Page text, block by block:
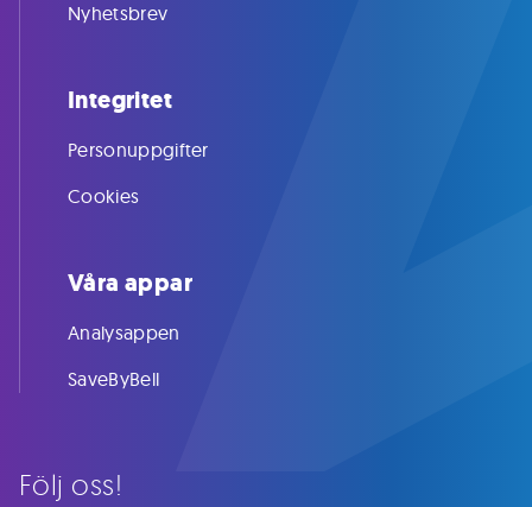
Följ oss!
Nyhetsbrev
Integritet
Personuppgifter
Cookies
Våra appar
Analysappen
SaveByBell